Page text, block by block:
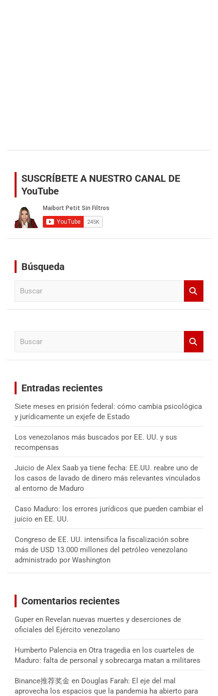
SUSCRÍBETE A NUESTRO CANAL DE
YouTube
Búsqueda
Entradas recientes
Siete meses en prisión federal: cómo cambia psicológica
y jurídicamente un exjefe de Estado
Los venezolanos más buscados por EE. UU. y sus
recompensas
Juicio de Alex Saab ya tiene fecha: EE.UU. reabre uno de
los casos de lavado de dinero más relevantes vinculados
al entorno de Maduro
Caso Maduro: los errores jurídicos que pueden cambiar el
juicio en EE. UU.
Congreso de EE. UU. intensifica la fiscalización sobre
más de USD 13.000 millones del petróleo venezolano
administrado por Washington
Comentarios recientes
Guper en Revelan nuevas muertes y deserciones de
oficiales del Ejército venezolano
Humberto Palencia en Otra tragedia en los cuarteles de
Maduro: falta de personal y sobrecarga matan a militares
Binance推荐奖金 en Douglas Farah: El eje del mal
aprovecha los espacios que la pandemia ha abierto para